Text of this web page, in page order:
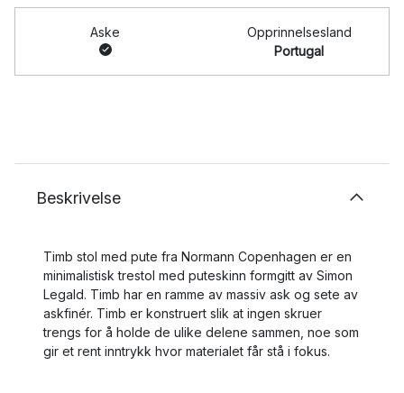
Aske
Opprinnelsesland
Portugal
Beskrivelse
Timb stol med pute fra Normann Copenhagen er en
minimalistisk trestol med puteskinn formgitt av Simon
Legald. Timb har en ramme av massiv ask og sete av
askfinér. Timb er konstruert slik at ingen skruer
trengs for å holde de ulike delene sammen, noe som
gir et rent inntrykk hvor materialet får stå i fokus.